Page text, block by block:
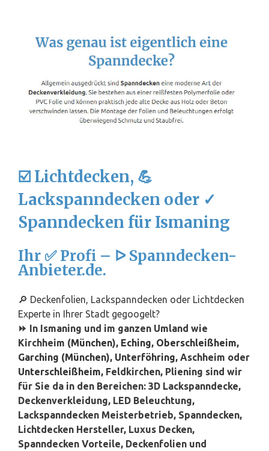
☑️ Lichtdecken, 💪
Lackspanndecken oder ✓
Spanndecken für Ismaning
Ihr ✅ Profi – ᐅ Spanndecken-
Anbieter.de.
🔎 Deckenfolien, Lackspanndecken oder Lichtdecken
Experte in Ihrer Stadt gegoogelt?
⏩ In Ismaning und im ganzen Umland wie
Kirchheim (München), Eching, Oberschleißheim,
Garching (München), Unterföhring, Aschheim oder
Unterschleißheim, Feldkirchen, Pliening sind wir
für Sie da in den Bereichen: 3D Lackspanndecke,
Deckenverkleidung, LED Beleuchtung,
Lackspanndecken Meisterbetrieb, Spanndecken,
Lichtdecken Hersteller, Luxus Decken,
Spanndecken Vorteile, Deckenfolien und